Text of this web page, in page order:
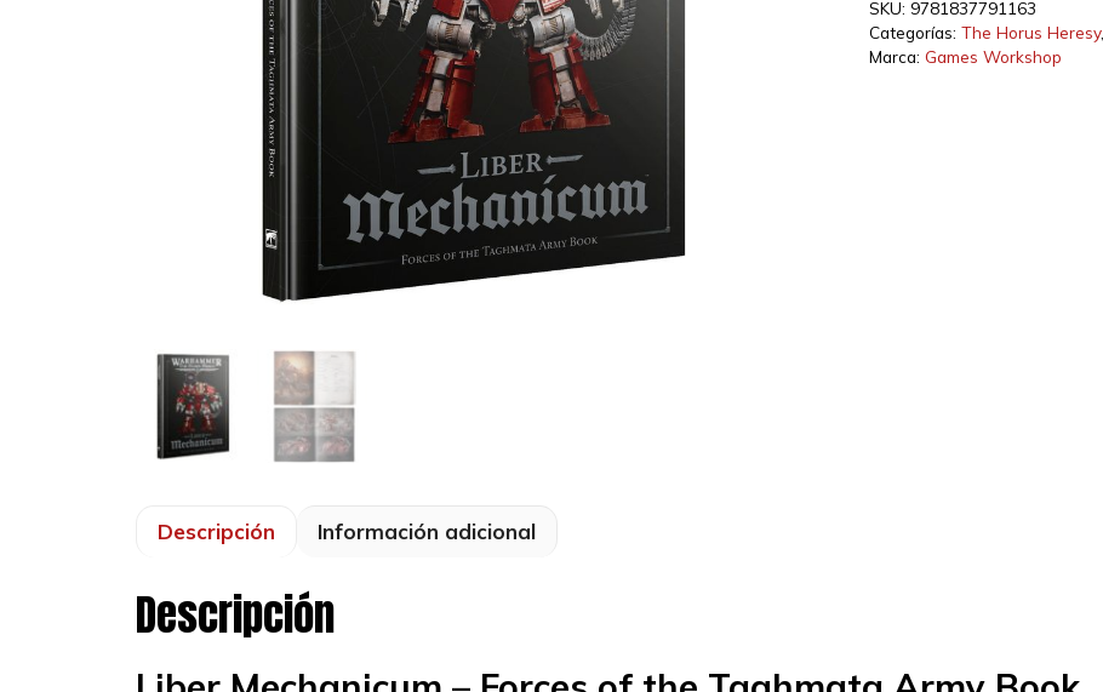
SKU: 9781837791163
Categorías: The Horus Heresy,
Marca: Games Workshop
Descripción Información adicional
Descripción